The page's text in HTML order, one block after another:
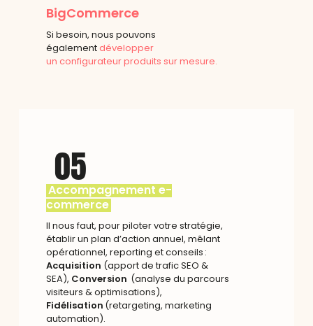
BigCommerce
Si besoin, nous pouvons
égalementdévelopper
un configurateur produits sur mesure.
Accompagnement e-
commerce
Il nous faut, pour piloter votre stratégie,
établir un plan d’action annuel, mêlant
opérationnel, reporting et conseils :
Acquisition (apport de trafic SEO &
SEA), Conversion (analyse du parcours
visiteurs & optimisations),
Fidélisation (retargeting, marketing
automation).
05